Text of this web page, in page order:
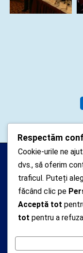
colectate pe
operator
Nationala de
Respectăm
Cookie-urile ne
dvs., să oferim
traficul. Puteți
făcând clic pe
Acceptă tot
tot pentru a